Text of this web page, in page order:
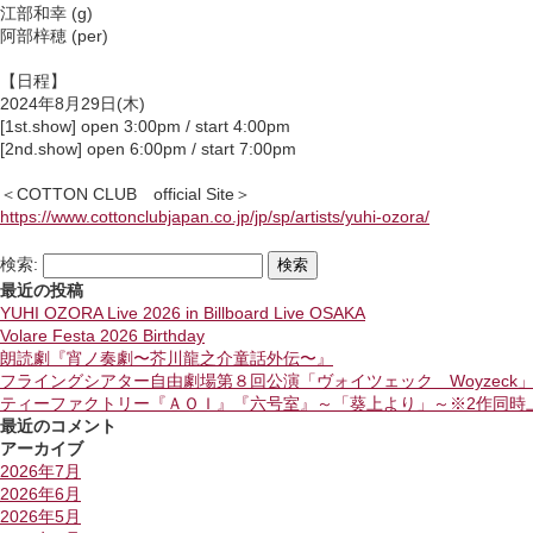
江部和幸 (g)
阿部梓穂 (per)
【日程】
2024年8月29日(木)
[1st.show] open 3:00pm / start 4:00pm
[2nd.show] open 6:00pm / start 7:00pm
＜COTTON CLUB official Site＞
https://www.cottonclubjapan.co.jp/jp/sp/artists/yuhi-ozora/
検索:
最近の投稿
YUHI OZORA Live 2026 in Billboard Live OSAKA
Volare Festa 2026 Birthday
朗読劇『宵ノ奏劇〜芥川龍之介童話外伝〜』
フライングシアター自由劇場第８回公演「ヴォイツェック Woyzeck」
ティーファクトリー『ＡＯＩ』『六号室』～「葵上より」～※2作同時
最近のコメント
アーカイブ
2026年7月
2026年6月
2026年5月